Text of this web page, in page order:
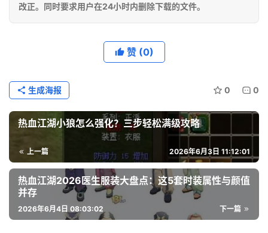
改正。同时要求用户在24小时内删除下载的文件。
赞 (0)
0 0
生成海报
热血江湖小狼怎么强化？三步轻松满级攻略
上一篇 2026年6月3日 11:12:01
热血江湖2026医生服装大盘点：这5套时装属性与颜值
并存
下一篇
2026年6月4日 08:03:02